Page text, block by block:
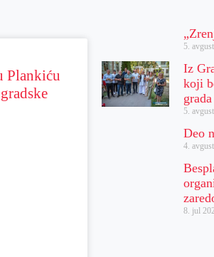
Plankiću
5.
Iz
koji
5.
Deo
4.
8. jul